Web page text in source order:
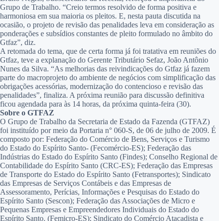
Grupo de Trabalho. “Creio termos resolvido de forma positiva e
harmoniosa em sua maioria os pleitos. E, nesta pauta discutida na
ocasião, o projeto de revisão das penalidades leva em consideração as
ponderações e subsídios constantes de pleito formulado no âmbito do
Gtfaz”, diz.
A retomada do tema, que de certa forma já foi tratativa em reuniões do
Gtfaz, teve a explanação do Gerente Tributário Sefaz, João Antônio
Nunes da Silva. “As melhorias das reivindicações do Gtfaz já fazem
parte do macroprojeto do ambiente de negócios com simplificação das
obrigações acessórias, modernização do contencioso e revisão das
penalidades”, finaliza. A próxima reunião para discussão definitiva
ficou agendada para às 14 horas, da próxima quinta-feira (30).
Sobre o GTFAZ
O Grupo de Trabalho da Secretaria de Estado da Fazenda (GTFAZ)
foi instituído por meio da Portaria n° 060-S, de 06 de julho de 2009. É
composto por: Federação do Comércio de Bens, Serviços e Turismo
do Estado do Espírito Santo- (Fecomércio-ES); Federação das
Indústrias do Estado do Espírito Santo (Findes); Conselho Regional de
Contabilidade do Espírito Santo (CRC-ES); Federação das Empresas
de Transporte do Estado do Espírito Santo (Fetransportes); Sindicato
das Empresas de Serviços Contábeis e das Empresas de
Assessoramento, Perícias, Informações e Pesquisas do Estado do
Espírito Santo (Sescon); Federação das Associações de Micro e
Pequenas Empresas e Empreendedores Individuais do Estado do
Espírito Santo. (Femicro-ES); Sindicato do Comércio Atacadista e